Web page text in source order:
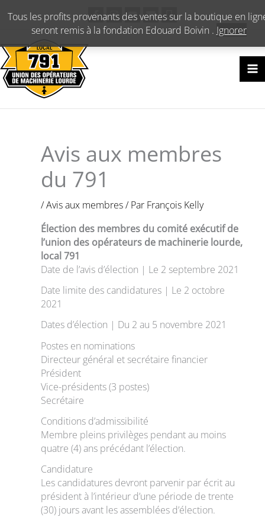
Tous les profits provenants des ventes sur la boutique en
seront remis à la fondation Edouard Boivin . Ignorer
contenu
Avis aux membres
du 791
/Avis aux membres/ Par François Kelly
Élection des membres du comité exécutif de
l’union des opérateurs de machinerie lourde,
local 791
Date de l’avis d’élection | Le 2 septembre 2021
Date limite des candidatures | Le 2 octobre
2021
Dates d’élection | Du 2 au 5 novembre 2021
Postes en nominations
Directeur général et secrétaire financier
Président
Vice-présidents (3 postes)
Secrétaire
Conditions d’admissibilité
Membre pleins privilèges pendant au moins
quatre (4) ans précédant l’élection.
Candidature
Les candidatures devront parvenir par écrit au
président à l’intérieur d’une période de trente
(30) jours avant les assemblées d’élection.